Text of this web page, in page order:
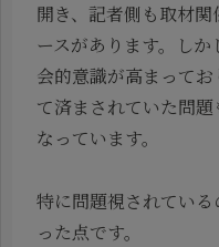
開き、記者側も取材
ースがあります。し
会的意識が高まって
て済まされていた問
なっています。
特に問題視されてい
った点です。